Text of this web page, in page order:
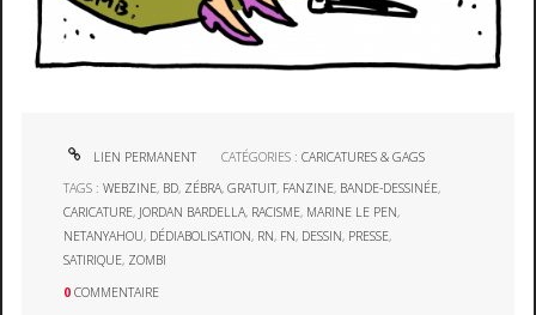
LIEN PERMANENT CATÉGORIES :CARICATURES & GAGS
TAGS :WEBZINE, BD, ZÉBRA,GRATUIT, FANZINE, BANDE-DESSINÉE,
CARICATURE, JORDAN BARDELLA, RACISME, MARINE LE PEN,
NETANYAHOU, DÉDIABOLISATION, RN, FN, DESSIN, PRESSE,
SATIRIQUE, ZOMBI
0 COMMENTAIRE